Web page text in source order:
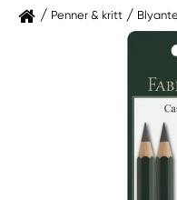
Penner & kritt